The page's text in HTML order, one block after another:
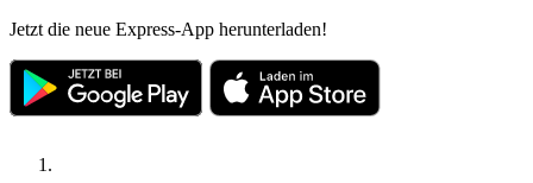
Jetzt die neue Express-App herunterladen!